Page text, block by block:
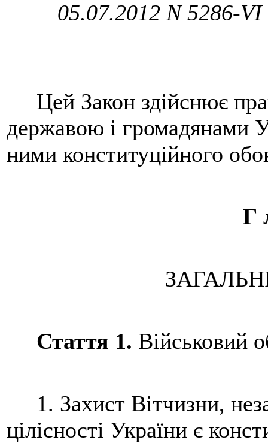
05.07.2012 N 5286-VI
Цей Закон здійснює
державою і громадянами
ними конституційного
Г
Стаття 1. Військовий
1. Захист Вітчизни,
цілісності України є